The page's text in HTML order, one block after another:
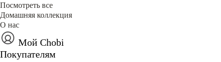
Посмотреть все
Домашняя коллекция
О нас
Мой Chobi
Покупателям